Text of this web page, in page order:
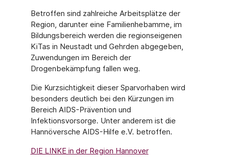
Betroffen sind zahlreiche Arbeitsplätze der
Region, darunter eine Familienhebamme, im
Bildungsbereich werden die regionseigenen
KiTas in Neustadt und Gehrden abgegeben,
Zuwendungen im Bereich der
Drogenbekämpfung fallen weg.
Die Kurzsichtigkeit dieser Sparvorhaben wird
besonders deutlich bei den Kürzungen im
Bereich AIDS-Prävention und
Infektionsvorsorge. Unter anderem ist die
Hannöversche AIDS-Hilfe e.V. betroffen.
DIE LINKE in der Region Hannover